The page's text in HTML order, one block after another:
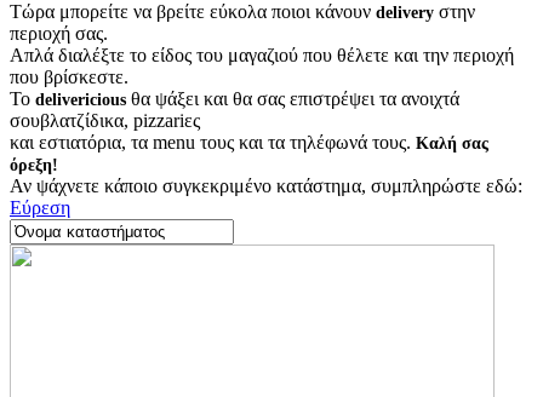
Τώρα μπορείτε να βρείτε εύκολα ποιοι κάνουν delivery στην
περιοχή σας.
Απλά διαλέξτε το είδος του μαγαζιού που θέλετε και την περιοχή
που βρίσκεστε.
Το delivericious θα ψάξει και θα σας επιστρέψει τα ανοιχτά
σουβλατζίδικα, pizzariες
και εστιατόρια, τα menu τους και τα τηλέφωνά τους. Καλή σας
όρεξη!
Αν ψάχνετε κάποιο συγκεκριμένο κατάστημα, συμπληρώστε εδώ:
Εύρεση